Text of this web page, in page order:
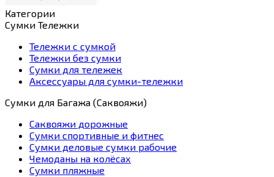
Категории
Сумки Тележки
Тележки с сумкой
Тележки без сумки
Сумки для тележек
Аксессуары для сумки-тележки
Сумки для Багажа (Саквояжи)
Саквояжи дорожные
Сумки спортивные и фитнес
Сумки деловые сумки рабочие
Чемоданы на колёсах
Сумки пляжные